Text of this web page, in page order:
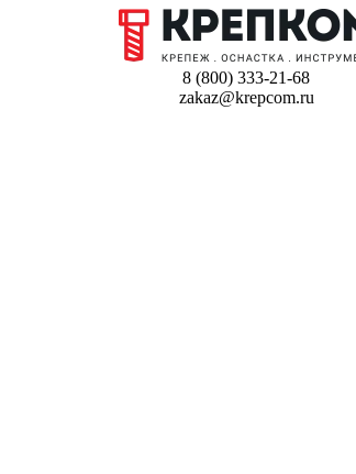
8 (800) 333-21-68
zakaz@krepcom.ru